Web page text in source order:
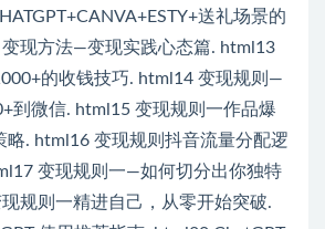
送礼场景的
现方法—变现实践心态篇. html13
的收钱技巧. html14 变现规则—
到微信. html15 变现规则一作品爆
略. html16 变现规则抖音流量分配逻
变现规则一—如何切分出你独特
规则一精进自己，从零开始突破.